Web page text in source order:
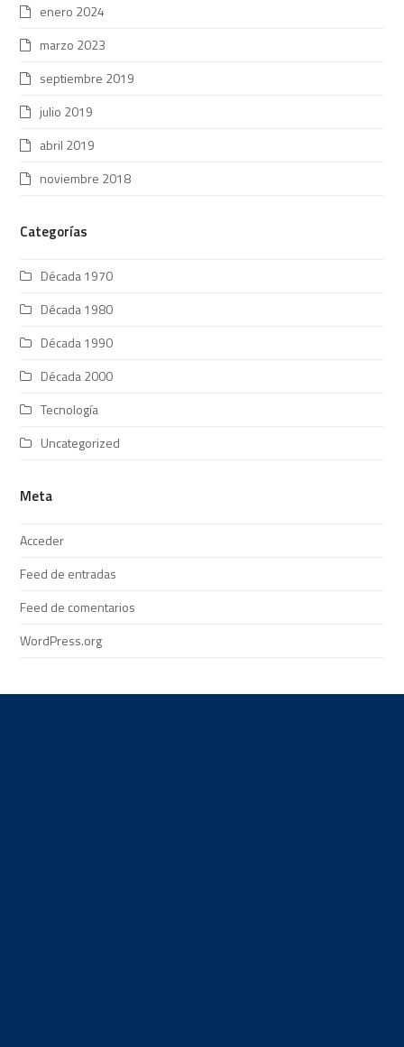
enero 2024
marzo 2023
septiembre 2019
julio 2019
abril 2019
noviembre 2018
Categorías
Década 1970
Década 1980
Década 1990
Década 2000
Tecnología
Uncategorized
Meta
Acceder
Feed de entradas
Feed de comentarios
WordPress.org